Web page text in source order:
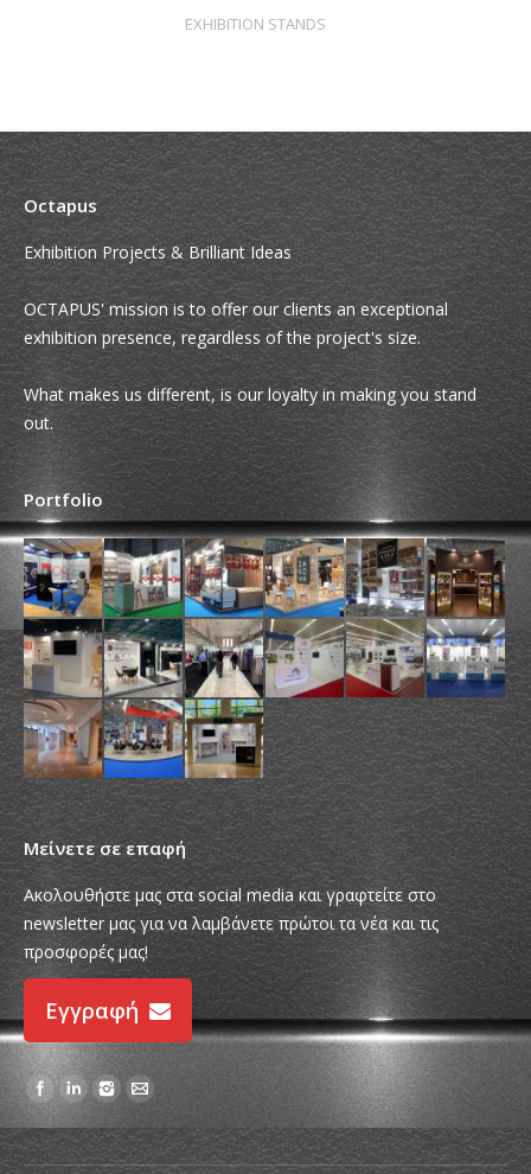
EXHIBITION STANDS
Octapus
Exhibition Projects & Brilliant Ideas
OCTAPUS' mission is to offer our clients an exceptional
exhibition presence, regardless of the project's size.
What makes us different, is our loyalty in making you stand
out.
Portfolio
Μείνετε σε επαφή
Ακολουθήστε μας στα social media και γραφτείτε στο
newsletter μας για να λαμβάνετε πρώτοι τα νέα και τις
προσφορές μας!
Εγγραφή
Find us on: